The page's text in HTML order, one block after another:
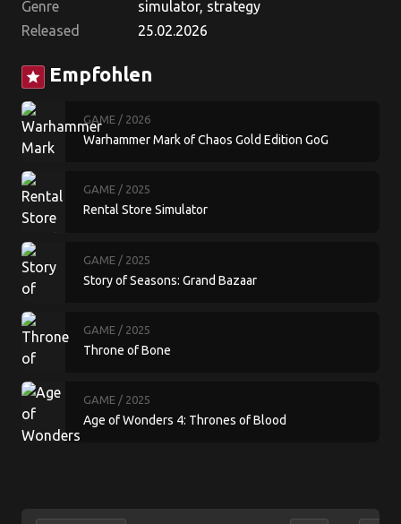
Genre
simulator, strategy
Released
25.02.2026
star Empfohlen
GAME / 2026
Warhammer Mark of Chaos Gold Edition GoG
GAME / 2025
Rental Store Simulator
GAME / 2025
Story of Seasons: Grand Bazaar
GAME / 2025
Throne of Bone
GAME / 2025
Age of Wonders 4: Thrones of Blood